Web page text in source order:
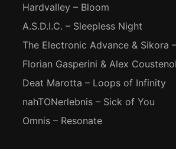
Hardvalley – Bloom
A.S.D.I.C. – Sleepless Night
The Electronic Advance & Sikora
Florian Gasperini & Alex
Deat Marotta – Loops of Infinity
nahTONerlebnis – Sick of You
Omnis – Resonate